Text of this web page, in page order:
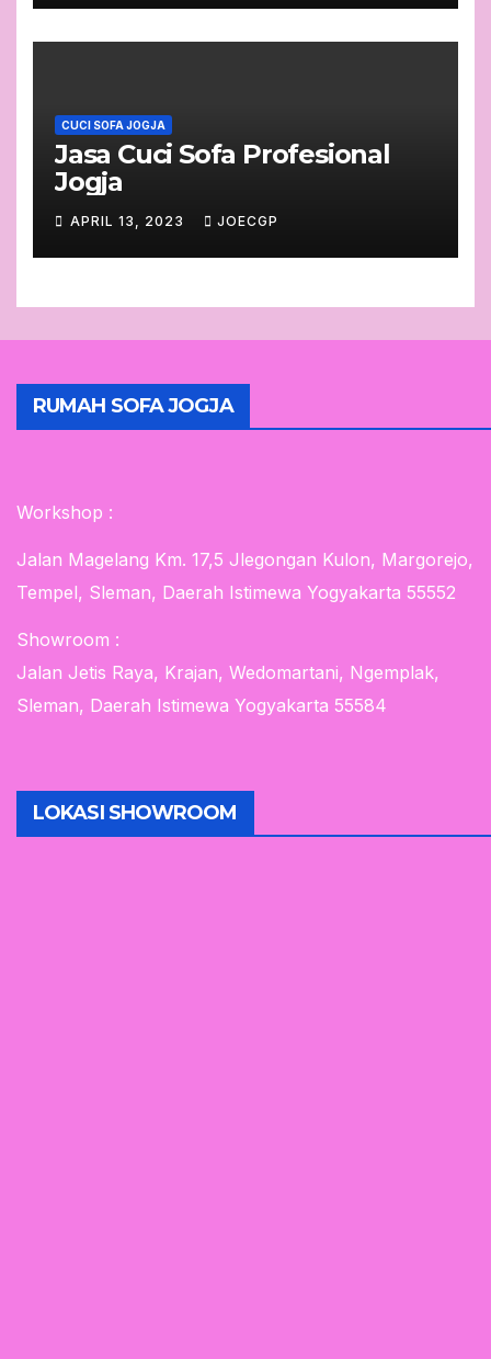
CUCI SOFA JOGJA
Jasa Cuci Sofa Profesional
Jogja
APRIL 13, 2023 JOECGP
RUMAH SOFA JOGJA
Workshop :
Jalan Magelang Km. 17,5 Jlegongan Kulon, Margorejo,
Tempel, Sleman, Daerah Istimewa Yogyakarta 55552
Showroom :
Jalan Jetis Raya, Krajan, Wedomartani, Ngemplak,
Sleman, Daerah Istimewa Yogyakarta 55584
LOKASI SHOWROOM